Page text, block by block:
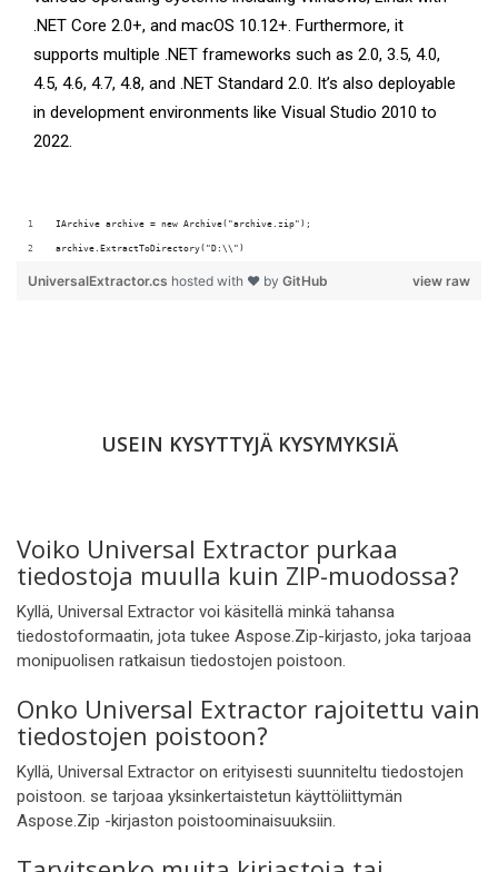
.NET Core 2.0+, and macOS 10.12+. Furthermore, it
supports multiple .NET frameworks such as 2.0, 3.5, 4.0,
4.5, 4.6, 4.7, 4.8, and .NET Standard 2.0. It’s also deployable
in development environments like Visual Studio 2010 to
2022.
IArchive archive = new Archive("archive.zip");
archive.ExtractToDirectory("D:\\")
view raw
UniversalExtractor.cs hosted with ❤ by GitHub
USEIN KYSYTTYJÄ KYSYMYKSIÄ
Voiko Universal Extractor purkaa
tiedostoja muulla kuin ZIP-muodossa?
Kyllä, Universal Extractor voi käsitellä minkä tahansa
tiedostoformaatin, jota tukee Aspose.Zip-kirjasto, joka tarjoaa
monipuolisen ratkaisun tiedostojen poistoon.
Onko Universal Extractor rajoitettu vain
tiedostojen poistoon?
Kyllä, Universal Extractor on erityisesti suunniteltu tiedostojen
poistoon. se tarjoaa yksinkertaistetun käyttöliittymän
Aspose.Zip -kirjaston poistoominaisuuksiin.